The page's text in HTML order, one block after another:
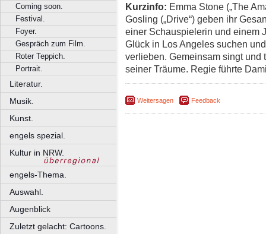
Coming soon.
Festival.
Foyer.
Gespräch zum Film.
Roter Teppich.
Portrait.
Literatur.
Musik.
Kunst.
engels spezial.
Kultur in NRW.
engels-Thema.
Auswahl.
Augenblick
Zuletzt gelacht: Cartoons.
Kurzinfo: Emma Stone („The
Gosling („Drive“) geben ihr
einer Schauspielerin und einem
Glück in Los Angeles suchen
verlieben. Gemeinsam singt
seiner Träume. Regie führte
Weitersagen Feedback